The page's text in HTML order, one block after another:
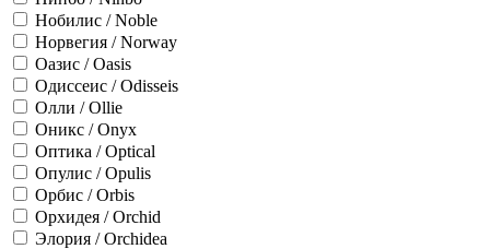
Нобилис / Noble
Норвегия / Norway
Оазис / Oasis
Одиссеис / Odisseis
Олли / Ollie
Оникс / Onyx
Оптика / Optical
Опулис / Opulis
Орбис / Orbis
Орхидея / Orchid
Элория / Orchidea